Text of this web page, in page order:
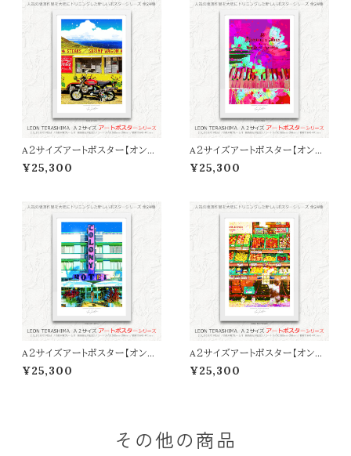
A２サイズアートポスター【オンラ
イン限定】LEON TERASHIMA
「ALOHA DOG」
¥25,300
A２サイズアートポスター【オンラ
イン限定】LEON TERASHIMA
「LOVE SONG」
¥25,300
A２サイズアートポスター【オンラ
イン限定】LEON TERASHIMA
「COLONY HOTEL」
¥25,300
A２サイズアートポスター【オンラ
イン限定】LEON TERASHIMA
「BOKU NO PARLOR」
¥25,300
その他の商品